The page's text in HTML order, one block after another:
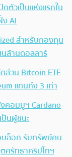
ตัวเป็นแห่งแรกใน
AI
สำหรับกองทุน
นล้านดอลลาร์
วน Bitcoin ETF
แทนถึง 3 เท่า
คอมมูฯ Cardano
นผู้ชนะ
บล็อก รับทรัพย์คน
ศรัทธาคริปโทฯ